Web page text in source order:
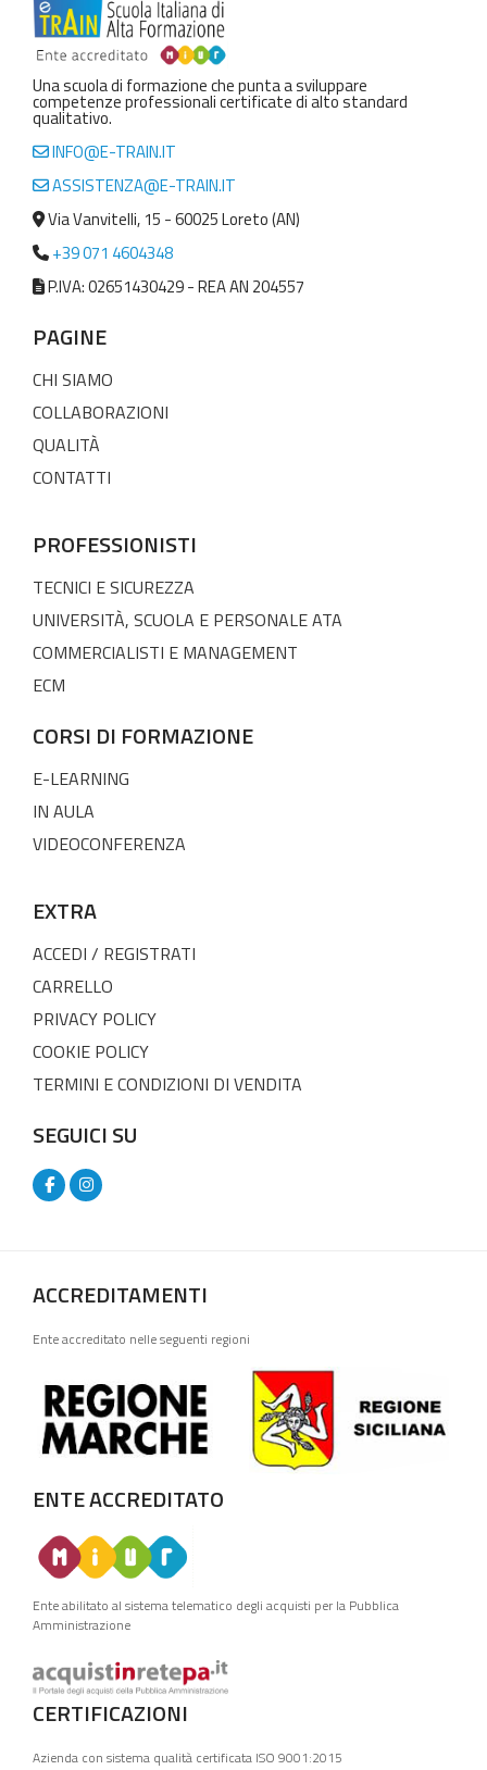
Una scuola di formazione che punta a sviluppare
competenze professionali certificate di alto standard
qualitativo.
INFO@E-TRAIN.IT
ASSISTENZA@E-TRAIN.IT
Via Vanvitelli, 15 - 60025 Loreto (AN)
+39 071 4604348
P.IVA: 02651430429 - REA AN 204557
PAGINE
CHI SIAMO
COLLABORAZIONI
QUALITÀ
CONTATTI
PROFESSIONISTI
TECNICI E SICUREZZA
UNIVERSITÀ, SCUOLA E PERSONALE ATA
COMMERCIALISTI E MANAGEMENT
ECM
CORSI DI FORMAZIONE
E-LEARNING
IN AULA
VIDEOCONFERENZA
EXTRA
ACCEDI / REGISTRATI
CARRELLO
PRIVACY POLICY
COOKIE POLICY
TERMINI E CONDIZIONI DI VENDITA
SEGUICI SU
ACCREDITAMENTI
Ente accreditato nelle seguenti regioni
ENTE ACCREDITATO
Ente abilitato al sistema telematico degli acquisti per la Pubblica
Amministrazione
CERTIFICAZIONI
Azienda con sistema qualità certificata ISO 9001:2015